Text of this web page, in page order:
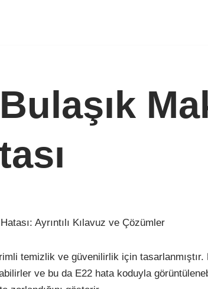
Ayrıntılı Kılavuz ve Çözümler
temizlik ve güvenilirlik için
ve bu da E22 hata koduyla